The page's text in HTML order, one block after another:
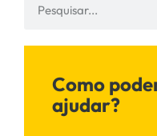
Como
ajudar?